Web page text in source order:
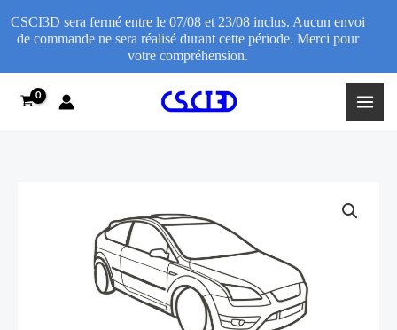
range:
13,95€
through
CSCI3D sera fermé entre le 07/08 et 23/08 inclus. Aucun envoi
de commande ne sera réalisé durant cette période. Merci pour
votre compréhension.